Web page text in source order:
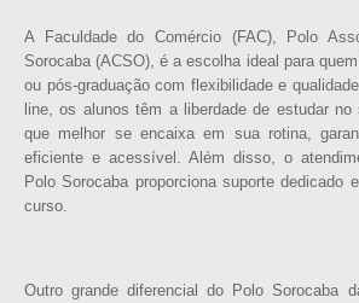
A Faculdade do Comércio (FAC), Polo
Sorocaba (ACSO), é a escolha ideal para
ou pós-graduação com flexibilidade e
line, os alunos têm a liberdade de estudar
que melhor se encaixa em sua rotina,
eficiente e acessível. Além disso, o
Polo Sorocaba proporciona suporte dedicado
curso.
Outro grande diferencial do Polo Sorocaba